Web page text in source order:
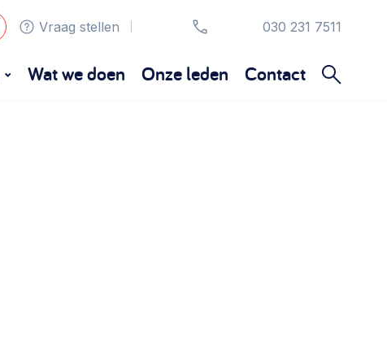
Vraag stellen 030 231 7511
Wat we doen Onze leden Contact